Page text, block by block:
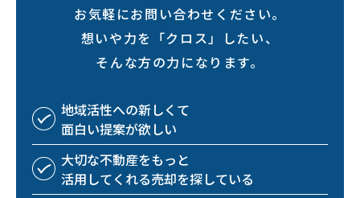
お気軽にお問い合わせください。
想いや力を「クロス」したい、
そんな方の力になります。
地域活性への新しくて
面白い提案が欲しい
大切な不動産をもっと
活用してくれる売却を探している